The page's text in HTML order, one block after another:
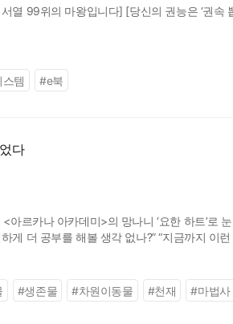
열 99위의 마왕입니다] [당신의 권능은 ‘권
템 #e북
다
아르카나 아카데미>의 망나니 ‘요한 하트’로
게 더 공부를 해볼 생각 없나?” “지금까지 이
르고 집착하는 교수들의 마수에서 벗어나, 그는
#생존물 #차원이동물 #천재 #마법사